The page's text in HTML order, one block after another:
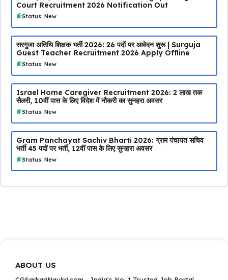
Court Recruitment 2026 Notification Out
Status: New
सरगुजा अतिथि शिक्षक भर्ती 2026: 26 पदों पर आवेदन शुरू | Surguja
Guest Teacher Recruitment 2026 Apply Offline
Status: New
Israel Home Caregiver Recruitment 2026: ₹2 लाख तक
सैलरी, 10वीं पास के लिए विदेश में नौकरी का सुनहरा अवसर
Status: New
Gram Panchayat Sachiv Bharti 2026: ग्राम पंचायत सचिव
भर्ती 45 पदों पर भर्ती, 12वीं पास के लिए सुनहरा अवसर
Status: New
ABOUT US